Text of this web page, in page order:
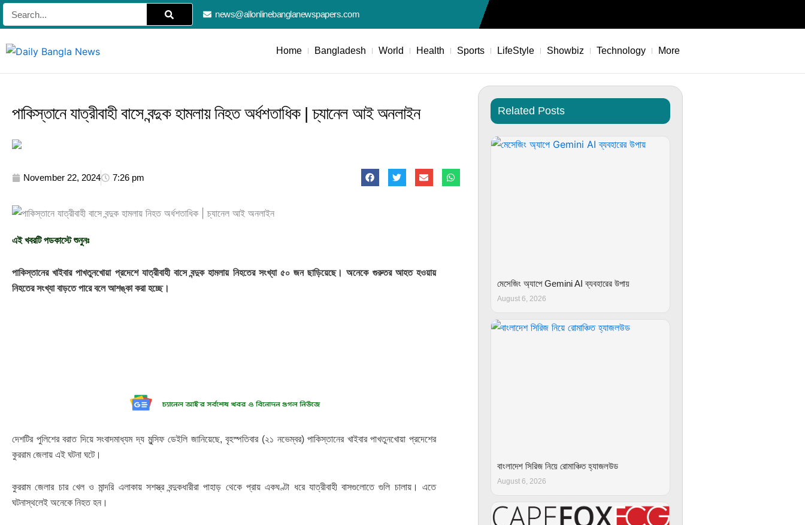
Skip
to
Search news@allonlinebanglanewspapers.com
Home Bangladesh World Health Sports LifeStyle Showbiz Technology More
পাকিস্তানে যাত্রীবাহী বাসে বন্দুক হামলায় নিহত অর্ধশতাধিক | চ্যানেল আই অনলাইন
November 22, 2024 7:26 pm
এই খবরটি পডকাস্টে শুনুনঃ
পাকিস্তানের খাইবার পাখতুনখোয়া প্রদেশে যাত্রীবাহী বাসে বন্দুক হামলায় নিহতের সংখ্যা ৫০ জন ছাড়িয়েছে। অনেকে গুরুতর আহত হওয়ায়
নিহতের সংখ্যা বাড়তে পারে বলে আশঙ্কা করা হচ্ছে।
দেশটির পুলিশের বরাত দিয়ে সংবাদমাধ্যম দ্য মুন্সিফ ডেইলি জানিয়েছে, বৃহস্পতিবার (২১ নভেম্বর) পাকিস্তানের খাইবার পাখতুনখোয়া প্রদেশের
কুররাম জেলায় এই ঘটনা ঘটে।
কুররাম জেলার চার খেল ও মান্দরি এলাকায় সশস্ত্র বন্দুকধারীরা পাহাড় থেকে প্রায় একঘণ্টা ধরে যাত্রীবাহী বাসগুলোতে গুলি চালায়। এতে
ঘটনাস্থলেই অনেকে নিহত হন।
Related Posts
মেসেজিং অ্যাপে Gemini AI ব্যবহারের উপায়
August 6, 2026
বাংলাদেশ সিরিজ নিয়ে রোমাঞ্চিত হ্যাজলউড
August 6, 2026